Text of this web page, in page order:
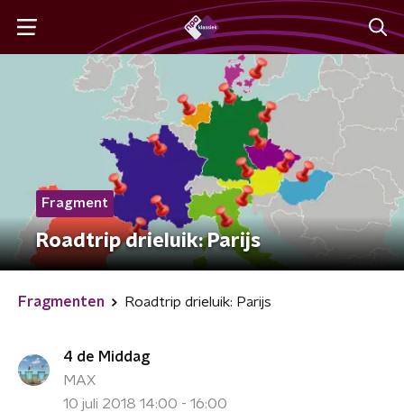
Fragment
Roadtrip drieluik: Parijs
Fragmenten Roadtrip drieluik: Parijs
4 de Middag
MAX
10 juli 2018 14:00 - 16:00